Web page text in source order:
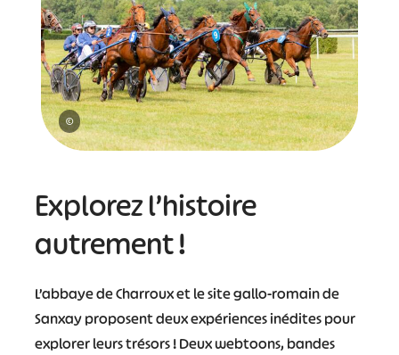
©
Explorez l’histoire
autrement !
L’abbaye de Charroux et le site gallo-romain de
Sanxay proposent deux expériences inédites pour
explorer leurs trésors ! Deux webtoons, bandes